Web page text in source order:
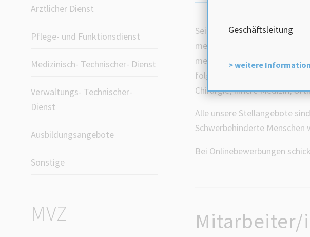
Ärztlicher Dienst
Pflege- und Funktionsdienst
Medizinisch- Technischer- Dienst
Verwaltungs- Technischer-
Dienst
Ausbildungsangebote
Sonstige
MVZ
Seit 1881 ist in Döbeln ein
medizinischen Leistungen
medizinischer Qualität und
folgenden Seite bieten wir
Chirurgie, Innere Medizin,
Alle unsere Stellangebote
Schwerbehinderte
Bei Onlinebewerbungen
Mitarbeiter/
Geschäftsleitung
> weitere